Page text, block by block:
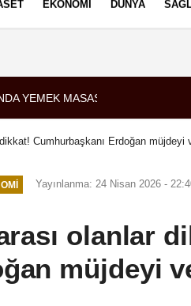
EKONOMI DÜNYA
YEMEK MASASI MI PR
Cumhurbaşkanı Erdoğan müjdeyi
Yayınlanma: 24 Nisan 2026 -
olanlar
müjdeyi